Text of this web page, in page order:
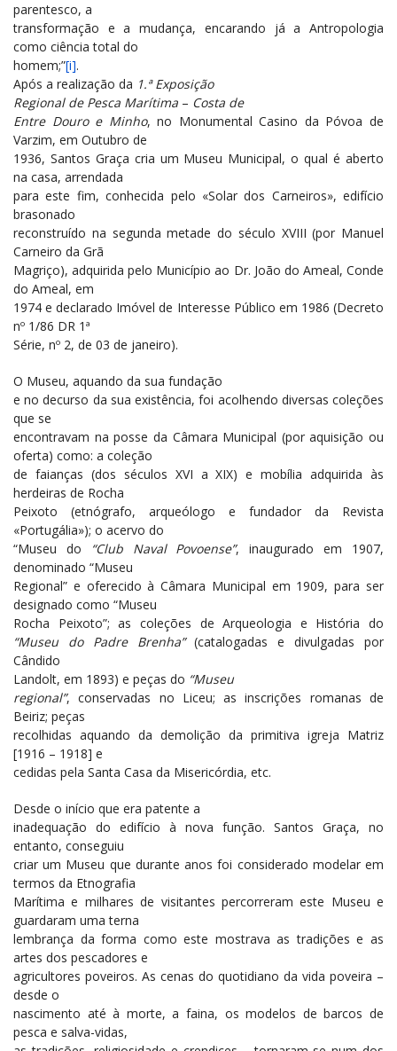
parentesco, a
transformação e a mudança, encarando já a Antropologia
como ciência total do
homem;”[i].
Após a realização da 1.ª Exposição
Regional de Pesca Marítima – Costa de
Entre Douro e Minho, no Monumental Casino da Póvoa de
Varzim, em Outubro de
1936, Santos Graça cria um Museu Municipal, o qual é aberto
na casa, arrendada
para este fim, conhecida pelo «Solar dos Carneiros», edifício
brasonado
reconstruído na segunda metade do século XVIII (por Manuel
Carneiro da Grã
Magriço), adquirida pelo Município ao Dr. João do Ameal, Conde
do Ameal, em
1974 e declarado Imóvel de Interesse Público em 1986 (Decreto
nº 1/86 DR 1ª
Série, nº 2, de 03 de janeiro).
O Museu, aquando da sua fundação
e no decurso da sua existência, foi acolhendo diversas coleções
que se
encontravam na posse da Câmara Municipal (por aquisição ou
oferta) como: a coleção
de faianças (dos séculos XVI a XIX) e mobília adquirida às
herdeiras de Rocha
Peixoto (etnógrafo, arqueólogo e fundador da Revista
«Portugália»); o acervo do
“Museu
do “Club Naval Povoense”, inaugurado em 1907,
denominado “Museu
Regional” e oferecido à Câmara Municipal em 1909, para ser
designado como “Museu
Rocha Peixoto”; as coleções de Arqueologia e História do
“Museu do Padre Brenha”(catalogadas e divulgadas por
Cândido
Landolt, em 1893) e peças do “Museu
regional”, conservadas no Liceu; as inscrições romanas de
Beiriz; peças
recolhidas aquando da demolição da primitiva igreja Matriz
[1916 – 1918] e
cedidas pela Santa Casa da Misericórdia, etc.
Desde o início que era patente a
inadequação do edifício à nova função. Santos Graça, no
entanto, conseguiu
criar um Museu que durante anos foi considerado modelar em
termos da Etnografia
Marítima e milhares de visitantes percorreram este Museu e
guardaram uma terna
lembrança da forma como este mostrava as tradições e as
artes dos pescadores e
agricultores poveiros. As cenas do quotidiano da vida poveira –
desde o
nascimento até à morte, a faina, os modelos de barcos de
pesca e salva-vidas,